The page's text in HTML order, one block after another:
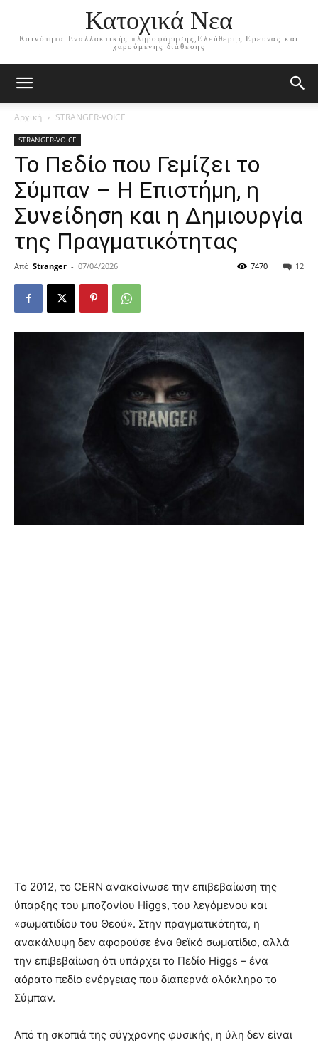
Κατοχικά Νεα
Κοινότητα Εναλλακτικής πληροφόρησης,Ελεύθερης Ερευνας και
χαρούμενης διάθεσης
Αρχική STRANGER-VOICE
STRANGER-VOICE
Το Πεδίο που Γεμίζει το
Σύμπαν – Η Επιστήμη, η
Συνείδηση και η Δημιουργία
της Πραγματικότητας
Από Stranger - 07/04/2026 12
7470
Το 2012, το CERN ανακοίνωσε την επιβεβαίωση της
ύπαρξης του μποζονίου Higgs, του λεγόμενου και
«σωματιδίου του Θεού». Στην πραγματικότητα, η
ανακάλυψη δεν αφορούσε ένα θεϊκό σωματίδιο, αλλά
την επιβεβαίωση ότι υπάρχει το Πεδίο Higgs – ένα
αόρατο πεδίο ενέργειας που διαπερνά ολόκληρο το
Σύμπαν.
Από τη σκοπιά της σύγχρονης φυσικής, η ύλη δεν είναι